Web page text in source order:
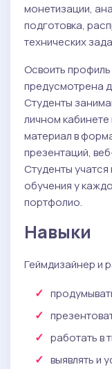
монетизации,
подготовка,
технических
Освоить
предусмотрена
Студенты
личном
материал в
презентаций,
Студенты
обучения у
портфолио.
Навыки
Геймдизайнер и
работать в
выявлять и